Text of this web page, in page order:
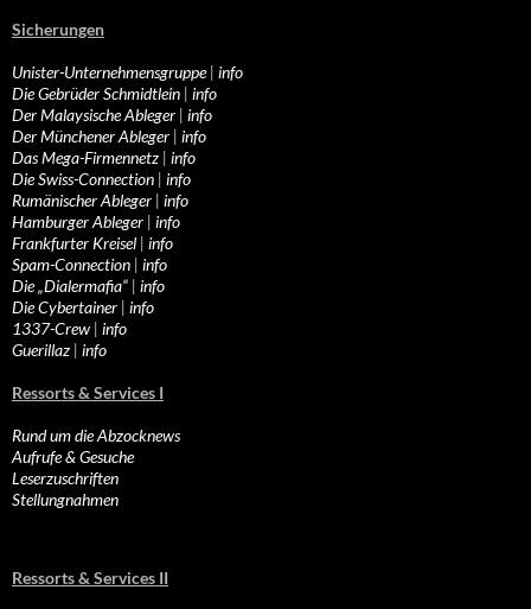
Sicherungen
Unister-Unternehmensgruppe| info
Die Gebrüder Schmidtlein | info
Der Malaysische Ableger | info
Der Münchener Ableger | info
Das Mega-Firmennetz | info
Die Swiss-Connection | info
Rumänischer Ableger | info
Hamburger Ableger | info
Frankfurter Kreisel | info
Spam-Connection | info
Die „Dialermafia“ | info
Die Cybertainer | info
1337-Crew | info
Guerillaz | info
Ressorts & Services I
Rund um die Abzocknews
Aufrufe & Gesuche
Leserzuschriften
Stellungnahmen
Ressorts & Services II